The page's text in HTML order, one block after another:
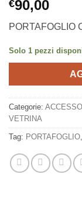
€90,00
PORTAFOGLIO
Solo 1 pezzi
Categorie:
VETRINA
Tag: PORTAFOGLIO,